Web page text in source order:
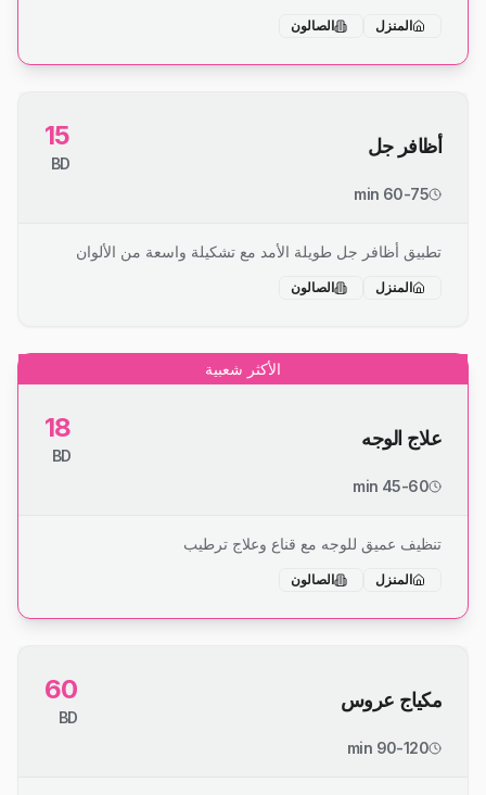
المنزل الصالون
أظافر جل 15
BD
60-75 min
تطبيق أظافر جل طويلة الأمد مع تشكيلة واسعة من الألوان
المنزل الصالون
الأكثر شعبية
علاج الوجه 18
BD
45-60 min
تنظيف عميق للوجه مع قناع وعلاج ترطيب
المنزل الصالون
مكياج عروس 60
BD
90-120 min